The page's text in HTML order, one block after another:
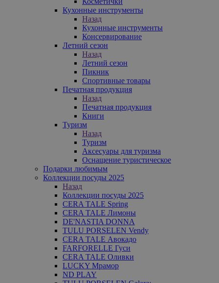
Кухонные инструменты
Назад
Кухонные инструменты
Консервирование
Летний сезон
Назад
Летний сезон
Пикник
Спортивные товары
Печатная продукция
Назад
Печатная продукция
Книги
Туризм
Назад
Туризм
Аксесуары для туризма
Оснащение туристическое
Подарки любимым
Коллекции посуды 2025
Назад
Коллекции посуды 2025
CERA TALE Spring
CERA TALE Лимоны
DE'NASTIA DONNA
TULU PORSELEN Vendy
CERA TALE Авокадо
FARFORELLE Гуси
CERA TALE Оливки
LUCKY Мрамор
ND PLAY